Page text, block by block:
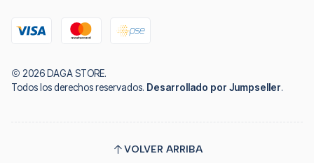
2026 DAGA STORE.
Todos los derechos reservados. Desarrollado por Jumpseller.
VOLVER ARRIBA